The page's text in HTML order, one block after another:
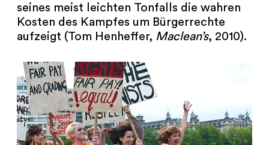
seines meist leichten Tonfalls die wahren
Kosten des Kampfes um Bürgerrechte
aufzeigt (Tom Henheffer, Maclean’s, 2010).